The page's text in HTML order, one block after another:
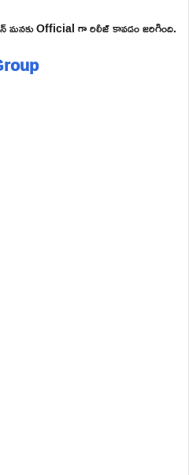
Official గా రిలీజ్ కావడం జరిగింది.